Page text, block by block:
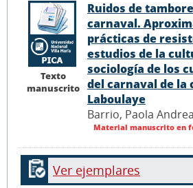
Texto
manuscrito
Ruidos de
carnaval.
prácticas de
estudios de la
sociología de los
del carnaval de la
Laboulaye
Barrio, Paola
Material manuscrito en
Ver ejemplares